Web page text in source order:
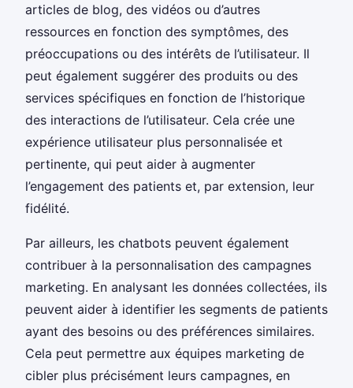
articles de blog, des vidéos ou d’autres
ressources en fonction des symptômes, des
préoccupations ou des intérêts de l’utilisateur. Il
peut également suggérer des produits ou des
services spécifiques en fonction de l’historique
des interactions de l’utilisateur. Cela crée une
expérience utilisateur plus personnalisée et
pertinente, qui peut aider à augmenter
l’engagement des patients et, par extension, leur
fidélité.
Par ailleurs, les chatbots peuvent également
contribuer à la personnalisation des campagnes
marketing. En analysant les données collectées, ils
peuvent aider à identifier les segments de patients
ayant des besoins ou des préférences similaires.
Cela peut permettre aux équipes marketing de
cibler plus précisément leurs campagnes, en